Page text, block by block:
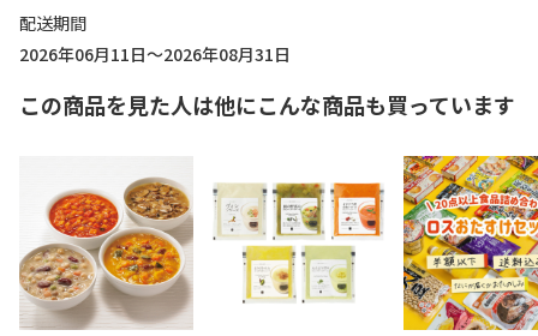
配送期間
2026年06月11日～2026年08月31日
この商品を見た人は他にこんな商品も買っています